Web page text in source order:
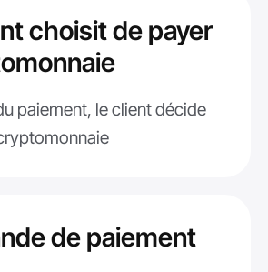
choisit de payer
paiement, le client décide
de paiement